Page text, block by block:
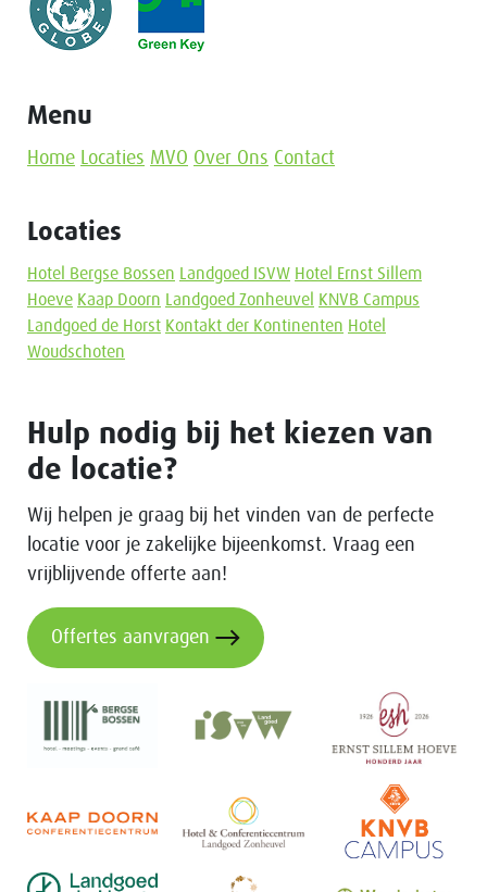
Menu
Home Locaties MVO Over Ons Contact
Locaties
Hotel Bergse Bossen Landgoed ISVW Hotel Ernst Sillem
Hoeve Kaap Doorn Landgoed Zonheuvel
KNVB Campus
Landgoed de Horst Kontakt der Kontinenten Hotel
Woudschoten
Hulp nodig bij het kiezen van
de locatie?
Wij helpen je graag bij het vinden van de perfecte
locatie voor je zakelijke bijeenkomst. Vraag een
vrijblijvende offerte aan!
Offertes aanvragen